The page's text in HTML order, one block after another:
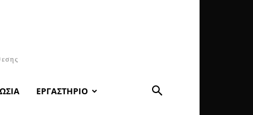
ΕΡΓΑΣΤΗΡΙΟ